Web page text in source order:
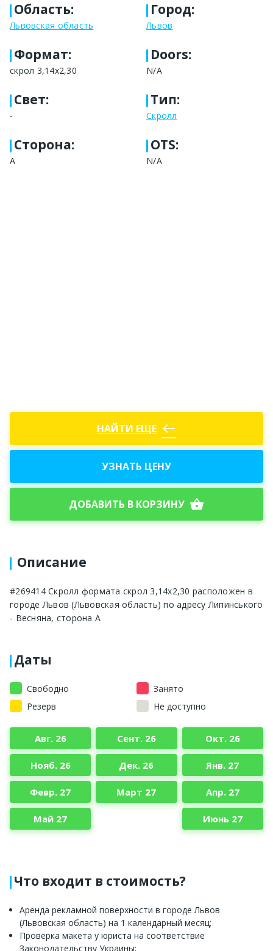
Область:
Львовская область
Город:
Львов
Формат:
скрол 3,14х2,30
Doors:
N/A
Свет:
-
Тип:
Скролл
Сторона:
А
OTS:
N/A
НАЙТИ ЕЩЕ west
УЗНАТЬ ЦЕНУ
ДОБАВИТЬ В КОРЗИНУ shopping_basket
Описание
#269414 Скролл формата скрол 3,14х2,30 расположен в
городе Львов (Львовская область) по адресу Липинського
- Весняна, сторона А
Даты
Свободно
Занято
Резерв
Не доступно
Авг. 26 Сент. 26 Окт. 26
Нояб. 26 Дек. 26 Янв. 27
Февр. 27 Март 27 Апр. 27
Май 27 Июнь 27
Что входит в стоимость?
Аренда рекламной поверхности в городе Львов
(Львовская область) на 1 календарный месяц;
Проверка макета у юриста на соответствие
Законодательству Украины;